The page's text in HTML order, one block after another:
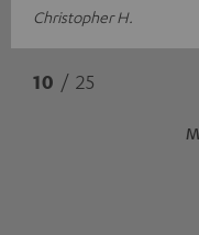
Christopher H.
10 / 25